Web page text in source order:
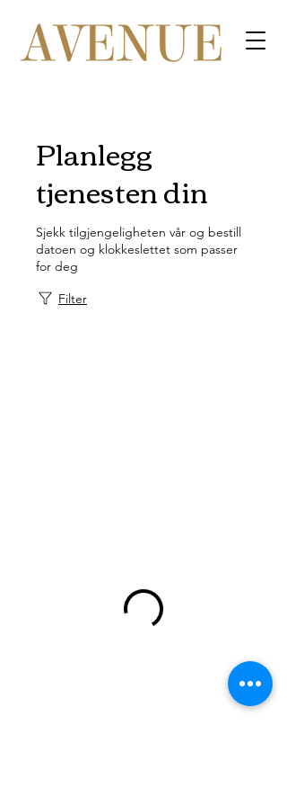
Planlegg
tjenesten din
Sjekk tilgjengeligheten vår og bestill
datoen og klokkeslettet som passer
for deg
Filter